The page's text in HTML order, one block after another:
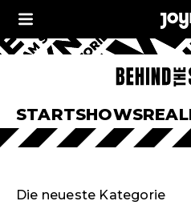
STARTSHOWS
Die neueste Kategorie